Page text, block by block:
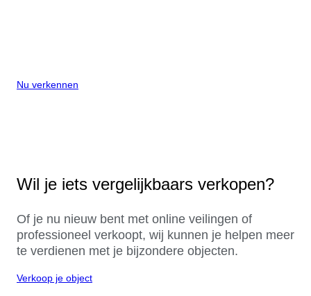
Nu verkennen
Wil je iets vergelijkbaars verkopen?
Of je nu nieuw bent met online veilingen of
professioneel verkoopt, wij kunnen je helpen meer
te verdienen met je bijzondere objecten.
Verkoop je object